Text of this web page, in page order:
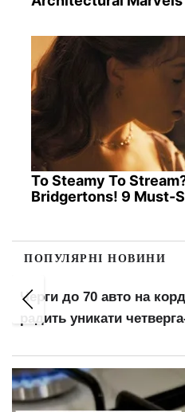
To Steamy To
Bridgertons! 9 Must-
ПОПУЛЯРНІ НОВИНИ
Черги до 70 авто на
радить уникати